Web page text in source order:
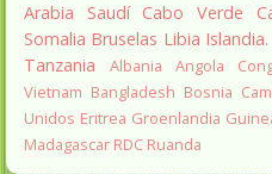
Arabia Saudí Cabo Verde
Somalia Bruselas Libia Islandia.
Tanzania
Albania Angola
Vietnam Bangladesh Bosnia
Unidos Eritrea Groenlandia
Madagascar RDC Ruanda